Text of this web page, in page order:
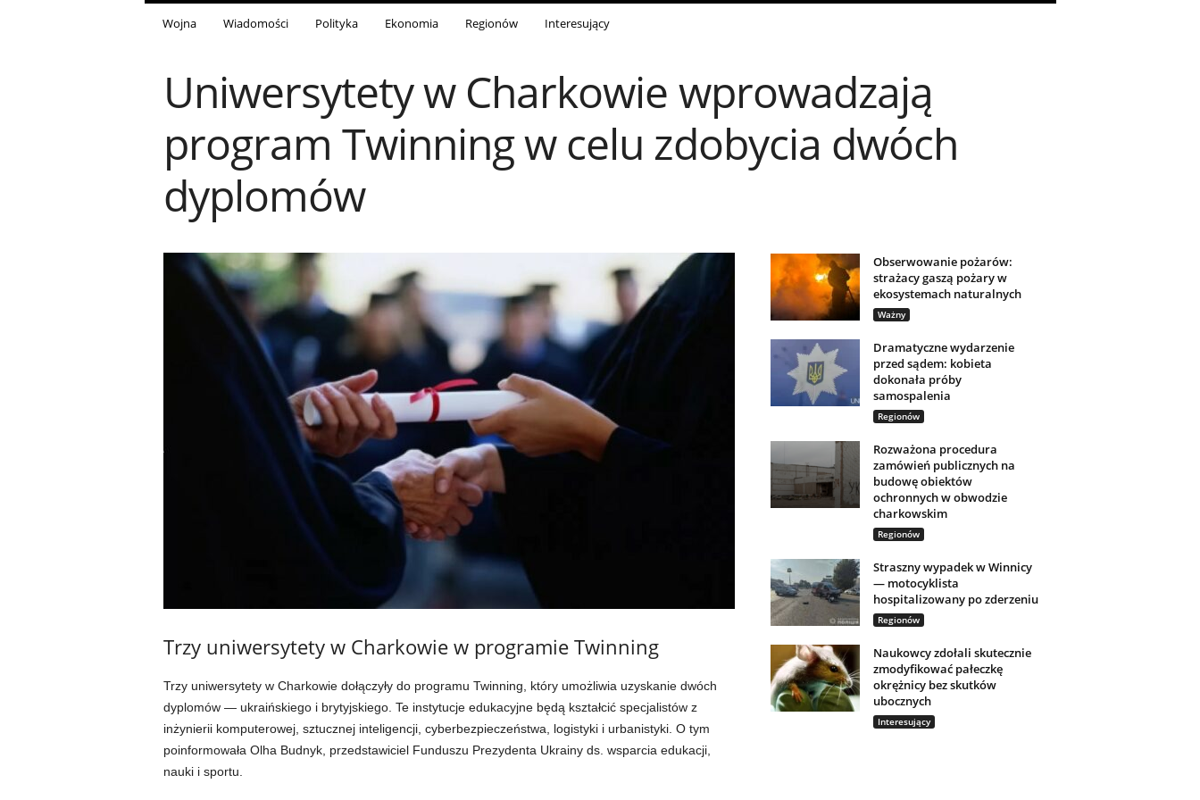
Wojna Wiadomości Polityka Ekonomia Regionów Interesujący
Uniwersytety w Charkowie wprowadzają
program Twinning w celu zdobycia dwóch
dyplomów
Trzy uniwersytety w Charkowie w programie Twinning
Trzy uniwersytety w Charkowie dołączyły do programu Twinning, który umożliwia uzyskanie dwóch
dyplomów — ukraińskiego i brytyjskiego. Te instytucje edukacyjne będą kształcić specjalistów z
inżynierii komputerowej, sztucznej inteligencji, cyberbezpieczeństwa, logistyki i urbanistyki. O tym
poinformowała Olha Budnyk, przedstawiciel Funduszu Prezydenta Ukrainy ds. wsparcia edukacji,
nauki i sportu.
Obserwowanie pożarów:
strażacy gaszą pożary w
ekosystemach naturalnych
Ważny
Dramatyczne wydarzenie
przed sądem: kobieta
dokonała próby
samospalenia
Regionów
Rozważona procedura
zamówień publicznych na
budowę obiektów
ochronnych w obwodzie
charkowskim
Regionów
Straszny wypadek w Winnicy
— motocyklista
hospitalizowany po zderzeniu
Regionów
Naukowcy zdołali skutecznie
zmodyfikować pałeczkę
okrężnicy bez skutków
ubocznych
Interesujący